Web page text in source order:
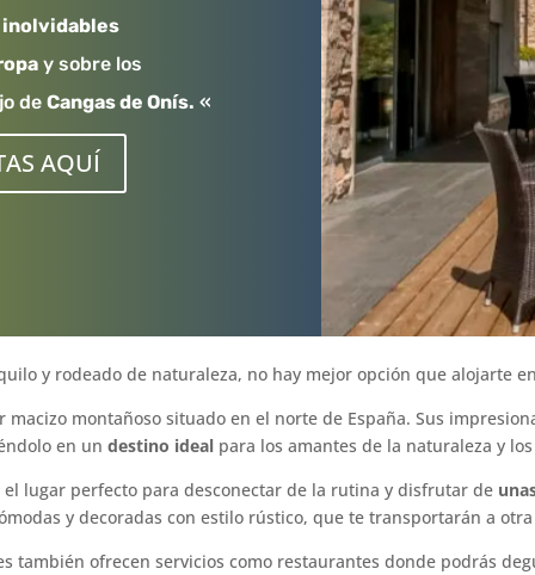
inolvidables
y sobre los
deCangas de Onís. «
AQUÍ
y rodeado de naturaleza, no hay mejor opción que alojarte
macizo montañoso situado en el norte de España. Sus
en undestino ideal para los amantes de la naturaleza y
lugar perfecto para desconectar de la rutina y disfrutar de
y decoradas con estilo rústico, que te transportarán a otra
también ofrecen servicios como restaurantes donde podrás